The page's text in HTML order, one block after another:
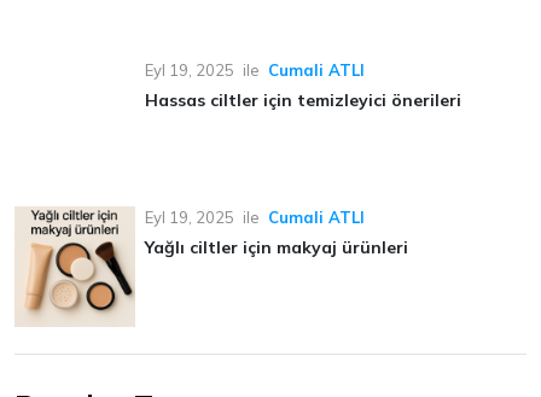
Eyl 19, 2025 ile Cumali ATLI
Hassas ciltler için temizleyici önerileri
Eyl 19, 2025 ile Cumali ATLI
Yağlı ciltler için makyaj ürünleri